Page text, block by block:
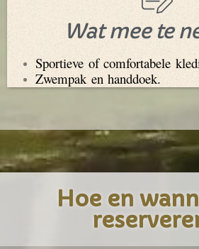
Wat mee te
Sportieve of comfortabele
Zwempak en handdoek.
Hoe en